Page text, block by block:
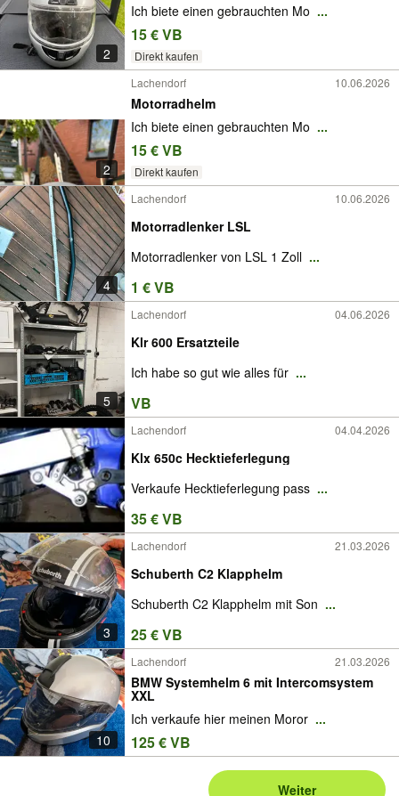
2
Ich biete einen gebrauchten Mo ...
15 € VB
Direkt kaufen
2
Lachendorf 10.06.2026
Motorradhelm
Ich biete einen gebrauchten Mo ...
15 € VB
Direkt kaufen
4
Lachendorf 10.06.2026
Motorradlenker LSL
Motorradlenker von LSL 1 Zoll ...
1 € VB
5
Lachendorf 04.06.2026
Klr 600 Ersatzteile
Ich habe so gut wie alles für ...
VB
Lachendorf 04.04.2026
Klx 650c Hecktieferlegung
Verkaufe Hecktieferlegung pass ...
35 € VB
3
Lachendorf 21.03.2026
Schuberth C2 Klapphelm
Schuberth C2 Klapphelm mit Son ...
25 € VB
10
Lachendorf 21.03.2026
BMW Systemhelm 6 mit Intercomsystem
XXL
Ich verkaufe hier meinen Moror ...
125 € VB
Weiter